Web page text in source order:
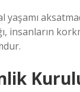
yaşamı
insanların